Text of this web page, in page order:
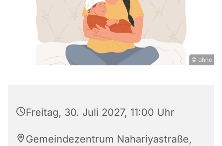
© ohne
Freitag, 30. Juli 2027, 11:00 Uhr
Gemeindezentrum Nahariyastraße,